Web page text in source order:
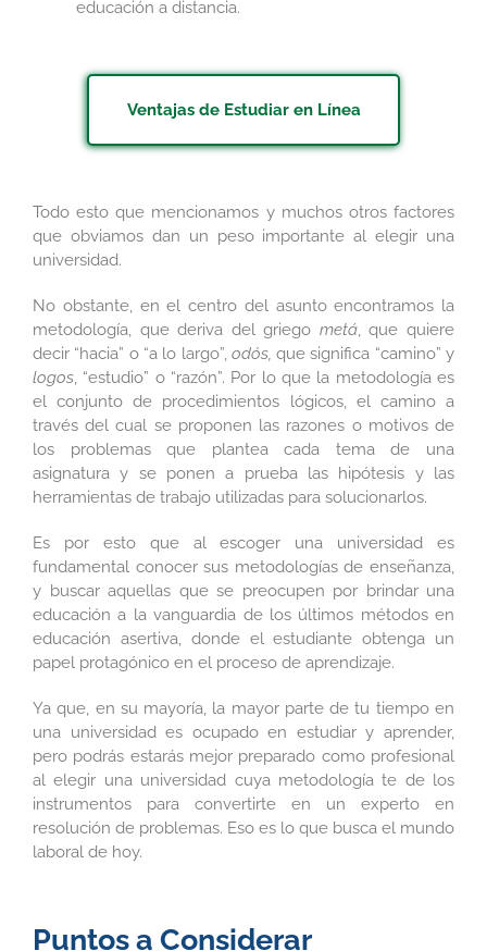
educación a distancia.
Ventajas de Estudiar en Línea
Todo esto que mencionamos y muchos otros factores
que obviamos dan un peso importante al elegir una
universidad.
No obstante, en el centro del asunto encontramos la
metodología, que deriva del griego metá, que quiere
decir “hacia” o “a lo largo”, odós,que significa “camino” y
logos, “estudio” o “razón”. Por lo que la metodología es
el conjunto de procedimientos lógicos, el camino a
través del cual se proponen las razones o motivos de
los problemas que plantea cada tema de una
asignatura y se ponen a prueba las hipótesis y las
herramientas de trabajo utilizadas para solucionarlos.
Es por esto que al escoger una universidad es
fundamental conocer sus metodologías de enseñanza,
y buscar aquellas que se preocupen por brindar una
educación a la vanguardia de los últimos métodos en
educación asertiva, donde el estudiante obtenga un
papel protagónico en el proceso de aprendizaje.
Ya que, en su mayoría, la mayor parte de tu tiempo en
una universidad es ocupado en estudiar y aprender,
pero podrás estarás mejor preparado como profesional
al elegir una universidad cuya metodología te de los
instrumentos para convertirte en un experto en
resolución de problemas. Eso es lo que busca el mundo
laboral de hoy.
Puntos a Considerar